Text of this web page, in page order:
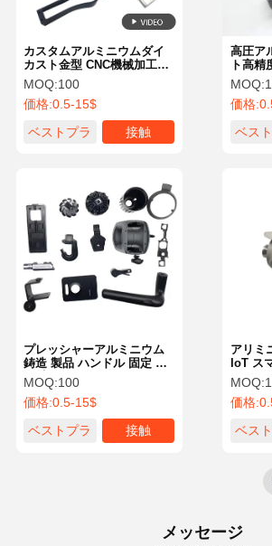
工場 ツアー 品質管理
高圧ア
ト高精
ソリュ
MOQ:
価格:
ベス
カスタムアルミニウムダイ
カスト金型 CNC機械加工部
品 ISO認証
MOQ:100
価格:0.5-15$
ベストプラ
接触
アリミ
IoT ス
ADC12
MOQ:
価格:
ベス
プレッシャーアルミニウム
鋳造 製品 ハンドル 固定 耐
久 家電用
MOQ:100
価格:0.5-15$
ベストプラ
接触
メッセージ